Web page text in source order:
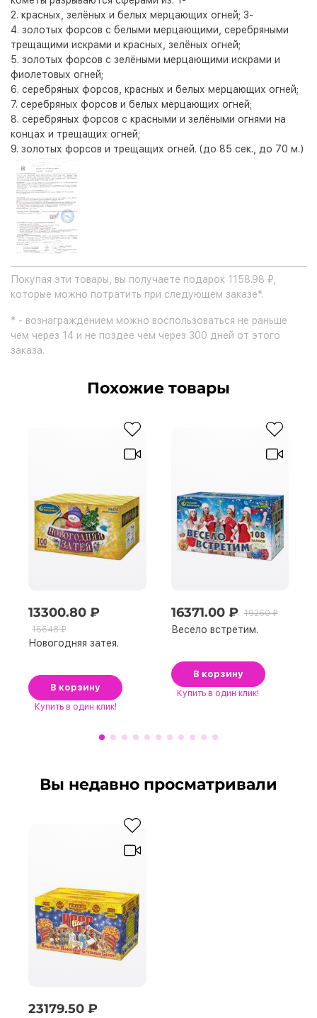
2. красных, зелёных и белых мерцающих огней; 3-
4. золотых форсов с белыми мерцающими, серебряными
трещащими искрами и красных, зелёных огней;
5. золотых форсов с зелёными мерцающими искрами и
фиолетовых огней;
6. серебряных форсов, красных и белых мерцающих огней;
7. серебряных форсов и белых мерцающих огней;
8. серебряных форсов с красными и зелёными огнями на
концах и трещащих огней;
9. золотых форсов и трещащих огней. (до 85 сек., до 70 м.)
Покупая эти товары, вы получаете подарок 1158.98 ₽,
которые можно потратить при следующем заказе*.
* - вознаграждением можно воспользоваться не раньше
чем через 14 и не поздее чем через 300 дней от этого
заказа.
Похожие товары
13300.80 ₽
15648 ₽
Новогодняя затея.
В корзину
Купить в один клик!
16371.00 ₽ 19260 ₽
Весело встретим.
В корзину
Купить в один клик!
Вы недавно просматривали
23179.50 ₽